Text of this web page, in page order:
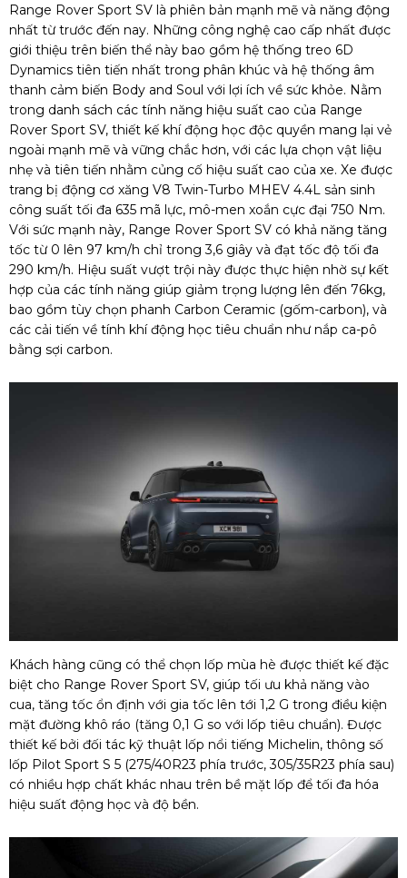
Range Rover Sport SV là phiên bản mạnh mẽ và năng động
nhất từ trước đến nay. Những công nghệ cao cấp nhất được
giới thiệu trên biến thể này bao gồm hệ thống treo 6D
Dynamics tiên tiến nhất trong phân khúc và hệ thống âm
thanh cảm biến Body and Soul với lợi ích về sức khỏe. Nằm
trong danh sách các tính năng hiệu suất cao của Range
Rover Sport SV, thiết kế khí động học độc quyền mang lại vẻ
ngoài mạnh mẽ và vững chắc hơn, với các lựa chọn vật liệu
nhẹ và tiên tiến nhằm củng cố hiệu suất cao của xe. Xe được
trang bị động cơ xăng V8 Twin-Turbo MHEV 4.4L sản sinh
công suất tối đa 635 mã lực, mô-men xoắn cực đại 750 Nm.
Với sức mạnh này, Range Rover Sport SV có khả năng tăng
tốc từ 0 lên 97 km/h chỉ trong 3,6 giây và đạt tốc độ tối đa
290 km/h. Hiệu suất vượt trội này được thực hiện nhờ sự kết
hợp của các tính năng giúp giảm trọng lượng lên đến 76kg,
bao gồm tùy chọn phanh Carbon Ceramic (gốm-carbon), và
các cải tiến về tính khí động học tiêu chuẩn như nắp ca-pô
bằng sợi carbon.
Khách hàng cũng có thể chọn lốp mùa hè được thiết kế đặc
biệt cho Range Rover Sport SV, giúp tối ưu khả năng vào
cua, tăng tốc ổn định với gia tốc lên tới 1,2 G trong điều kiện
mặt đường khô ráo (tăng 0,1 G so với lốp tiêu chuẩn). Được
thiết kế bởi đối tác kỹ thuật lốp nổi tiếng Michelin, thông số
lốp Pilot Sport S 5 (275/40R23 phía trước, 305/35R23 phía sau)
có nhiều hợp chất khác nhau trên bề mặt lốp để tối đa hóa
hiệu suất động học và độ bền.